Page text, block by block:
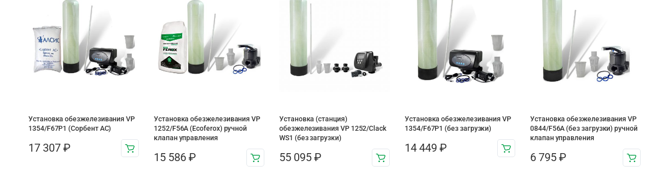
Установка обезжелезивания VP
1354/F67P1 (Сорбент АС)
17 307 ₽
Установка обезжелезивания VP
1252/F56A (Ecoferox) ручной
клапан управления
15 586 ₽
Установка (станция)
обезжелезивания VP 1252/Clack
WS1 (без загрузки)
55 095 ₽
Установка обезжелезивания VP
1354/F67P1 (без загрузки)
14 449 ₽
Установка обезжелезивания VP
0844/F56A (без загрузки) ручной
клапан управления
6 795 ₽